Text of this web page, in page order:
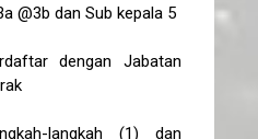
@3b dan Sub kepala 5
dengan Jabatan
langkah (1) dan